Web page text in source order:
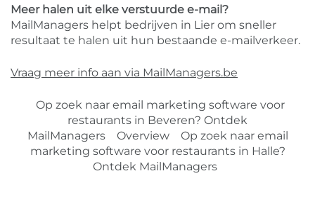
Meer halen uit elke verstuurde e-mail?
MailManagers helpt bedrijven in Lier om sneller
resultaat te halen uit hun bestaande e-mailverkeer.
Vraag meer info aan via MailManagers.be
Op zoek naar email marketing software voor
restaurants in Beveren? Ontdek
MailManagers
Overview
Op zoek naar email
marketing software voor restaurants in Halle?
Ontdek MailManagers